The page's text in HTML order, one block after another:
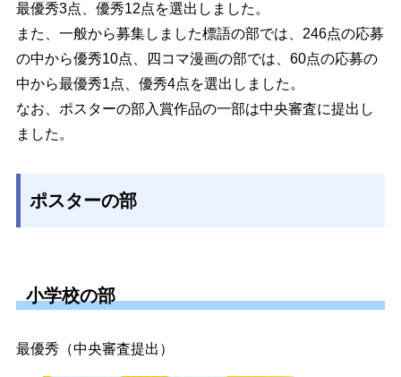
最優秀3点、優秀12点を選出しました。
また、一般から募集しました標語の部では、246点の応募
の中から優秀10点、四コマ漫画の部では、60点の応募の
中から最優秀1点、優秀4点を選出しました。
なお、ポスターの部入賞作品の一部は中央審査に提出し
ました。
ポスターの部
小学校の部
最優秀（中央審査提出）